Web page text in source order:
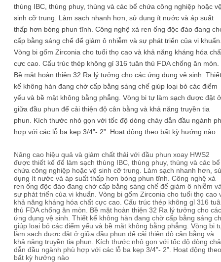
thùng IBC, thùng phuy, thùng và các bể chứa công nghiệp hoặc
sinh cỡ trung. Làm sạch nhanh hơn, sử dụng ít nước và áp suất
thấp hơn bóng phun tĩnh. Công nghệ xả ren ống độc đáo đang
cấp bằng sáng chế để giảm ô nhiễm và sự phát triển của vi
Vòng bi gốm Zirconia cho tuổi thọ cao và khả năng kháng hóa
cực cao. Cấu trúc thép không gỉ 316 tuân thủ FDA chống ăn mòn.
Bề mặt hoàn thiện 32 Ra lý tưởng cho các ứng dụng vệ sinh. Thiết
kế không hàn đang chờ cấp bằng sáng chế giúp loại bỏ các điểm
yếu và bề mặt không bằng phẳng. Vòng bi tự làm sạch được đặt ở
giữa đầu phun để cải thiện độ cân bằng và khả năng truyền tia
phun. Kích thước nhỏ gọn với tốc độ dòng chảy dẫn đầu ngành
hợp với các lỗ ba kẹp 3/4”- 2”. Hoạt động theo bất kỳ hướng nào
Nâng cao hiệu quả và giảm chất thải với đầu phun xoay HWS2
được thiết kế để làm sạch thùng IBC, thùng phuy, thùng và các bể
chứa công nghiệp hoặc vệ sinh cỡ trung. Làm sạch nhanh hơn,
dụng ít nước và áp suất thấp hơn bóng phun tĩnh. Công nghệ xả
ren ống độc đáo đang chờ cấp bằng sáng chế để giảm ô nhiễm
sự phát triển của vi khuẩn. Vòng bi gốm Zirconia cho tuổi thọ cao
khả năng kháng hóa chất cực cao. Cấu trúc thép không gỉ 316
thủ FDA chống ăn mòn. Bề mặt hoàn thiện 32 Ra lý tưởng cho các
ứng dụng vệ sinh. Thiết kế không hàn đang chờ cấp bằng sáng
giúp loại bỏ các điểm yếu và bề mặt không bằng phẳng. Vòng bi
làm sạch được đặt ở giữa đầu phun để cải thiện độ cân bằng và
khả năng truyền tia phun. Kích thước nhỏ gọn với tốc độ dòng
dẫn đầu ngành phù hợp với các lỗ ba kẹp 3/4”- 2”. Hoạt động theo
bất kỳ hướng nào